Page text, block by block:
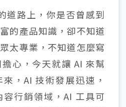
道路上，你是否曾感到
的產品知識，卻不知道
太專業，不知道怎麼寫
心，今天就讓 AI 來幫
，AI 技術發展迅速，
行銷領域，AI 工具可